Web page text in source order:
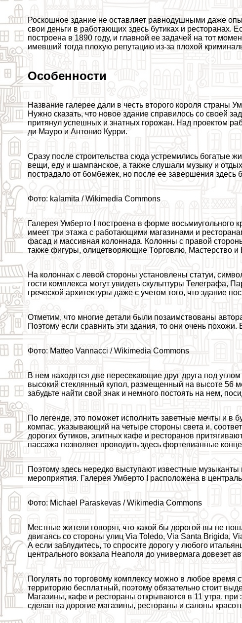
Роскошное здание не оставляет равнодушными даже
свои деньги в работающих здесь бутиках и ресторанах.
построена в 1890 году, и главной ее задачей на тот
имевший тогда плохую репутацию из-за плохой
Особенности
Название галерее дали в честь второго короля страны
Нужно сказать, что новое здание справилось со своей
притянул успешных и знатных горожан. Над проектом
ди Мауро и Антонио Курри.
Сразу после строительства сюда устремились богатые
вещи, еду и шампанское, а также слушали музыку и
пострадало от бомбежек, но после ее завершения здесь
Фото: kalamita / Wikimedia Commons
Галерея Умберто I построена в форме восьмиугольного
имеет три этажа с работающими магазинами и
фасад и массивная колоннада. Колонны с правой
также фигуры, олицетворяющие Торговлю, Мастерство и
На колоннах с левой стороны установлены статуи,
гости комплекса могут увидеть скульптуры Телеграфа,
греческой архитектуры даже с учетом того, что здание
Отметим, что многие детали были позаимствованы
Поэтому если сравнить эти здания, то они очень
Фото: Matteo Vannacci / Wikimedia Commons
В нем находятся две пересекающие друг друга под
высокий стеклянный купол, размещенный на высоте 56
забудьте найти свой знак и немного постоять на нем,
По легенде, это поможет исполнить заветные мечты и в
компас, указывающий на четыре стороны света и,
дорогих бутиков, элитных кафе и ресторанов
пассажа позволяет проводить здесь фортепианные
Поэтому здесь нередко выступают известные
мероприятия. Галерея Умберто I расположена в
Фото: Michael Paraskevas / Wikimedia Commons
Местные жители говорят, что какой бы дорогой вы не
двигаясь со стороны улиц Via Toledo, Via Santa Brigida,
А если заблyдитесь, то спросите дорогу у любого
центрального вокзала Неаполя до универмага довезет
Погулять по торговому комплексу можно в любое время
территорию бесплатный, поэтому обязательно стоит
Магазины, кафе и рестораны открываются в 11 утра,
сделан на дорогие магазины, рестораны и салоны